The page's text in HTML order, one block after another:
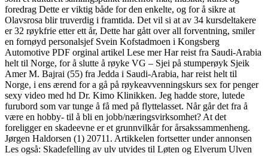
foredrag Dette er viktig både for den enkelte, og for å sikre at
Olavsrosa blir truverdig i framtida. Det vil si at av 34 kursdeltakere
er 32 røykfrie etter ett år, Dette har gått over all forventning, smiler
en fornøyd personalsjef Svein Kofstadmoen i Kongsberg
Automotive PDF orginal artikel Lese mer Har reist fra Saudi-Arabia
helt til Norge, for å slutte å røyke VG – Sjei på stumperøyk Sjeik
Amer M. Bajrai (55) fra Jedda i Saudi-Arabia, har reist helt til
Norge, i ens ærend for a gå på røykeavvenningskurs sex for penger
sexy video med hd Dr. Kimo Klinikken. Jeg hadde store, lutede
furubord som var tunge å få med på flyttelasset. Når går det fra å
være en hobby- til å bli en jobb/næringsvirksomhet? At det
foreligger en skadeevne er et grunnvilkår for årsakssammenheng.
Jørgen Haldorsen (1) 20711. Artikkelen fortsetter under annonsen
Les også: Skadefelling av ulv utvides til Løten og Elverum Ulven